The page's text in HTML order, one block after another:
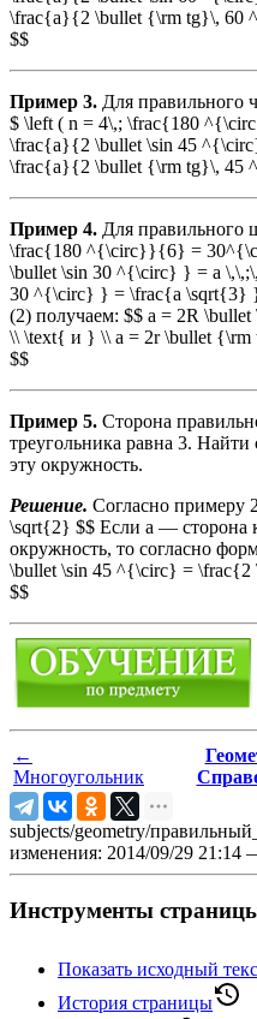
\frac{a}{2 \bullet {\rm tg}\,
$$
Пример 3. Для правильного
$ \left ( n = 4\,; \frac{180
\frac{a}{2 \bullet \sin 45
\frac{a}{2 \bullet {\rm tg}\,
Пример 4. Для правильного
\frac{180 ^{\circ}}{6} =
\bullet \sin 30 ^{\circ} } = a
30 ^{\circ} } = \frac{a \sqrt{3}
(2) получаем: $$ a = 2R
\\ \text{ и } \\ a = 2r \bullet
$$
Пример 5. Сторона
треугольника равна 3. Найти
эту окружность.
Решение. Согласно
\sqrt{2} $$ Если a — сторона
окружность, то согласно
\bullet \sin 45 ^{\circ} =
$$
←
Многоугольник
subjects/geometry/
изменения: 2014/09/29 21:14
Инструменты
Показать исходный
История страницы